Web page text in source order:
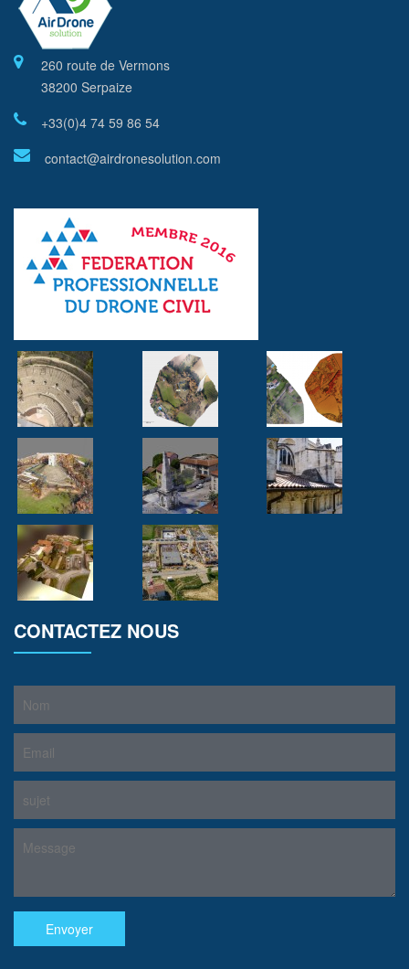
260 route de Vermons
38200 Serpaize
+33(0)4 74 59 86 54
contact@airdronesolution.com
CONTACTEZ NOUS